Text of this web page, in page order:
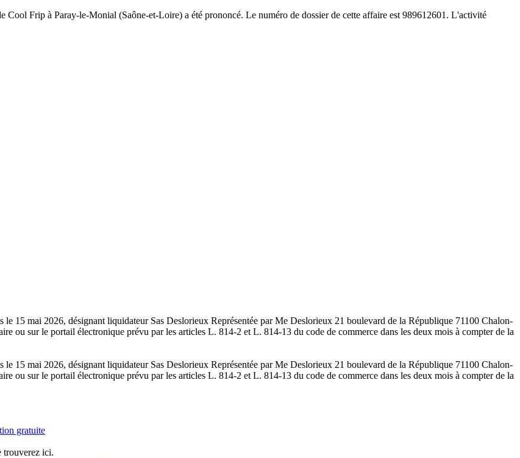
Frip à Paray-le-Monial (Saône-et-Loire) a été prononcé. Le numéro de dossier de cette affaire est 989612601. L'activité
15 mai 2026, désignant liquidateur Sas Deslorieux Représentée par Me Deslorieux 21 boulevard de la République 71100 Chalon-
ou sur le portail électronique prévu par les articles L. 814-2 et L. 814-13 du code de commerce dans les deux mois à compter de la
15 mai 2026, désignant liquidateur Sas Deslorieux Représentée par Me Deslorieux 21 boulevard de la République 71100 Chalon-
ou sur le portail électronique prévu par les articles L. 814-2 et L. 814-13 du code de commerce dans les deux mois à compter de la
gratuite
trouverez ici.